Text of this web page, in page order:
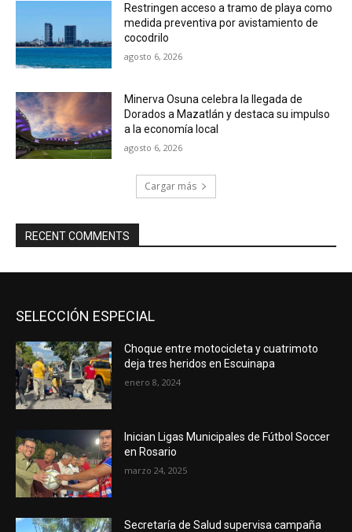
Restringen acceso a tramo de playa como
medida preventiva por avistamiento de
cocodrilo
agosto 6, 2026
Minerva Osuna celebra la llegada de
Dorados a Mazatlán y destaca su impulso
a la economía local
agosto 6, 2026
Cargar más
RECENT COMMENTS
SELECCIÓN ESPECIAL
Choque entre motocicleta y cuatrimoto
deja tres heridos en Escuinapa
enero 8, 2024
Inician Ligas Municipales de Fútbol Soccer
en Rosario
marzo 24, 2025
Secretaría de Salud supervisa campaña